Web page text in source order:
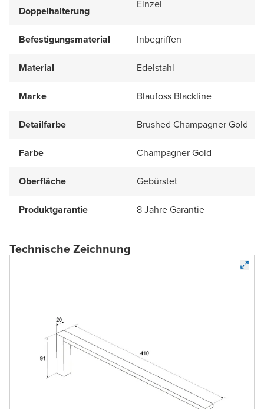
Doppelhalterung
Einzel
Befestigungsmaterial Inbegriffen
Material Edelstahl
Marke Blaufoss Blackline
Detailfarbe Brushed Champagner Gold
Farbe Champagner Gold
Oberfläche Gebürstet
Produktgarantie 8 Jahre Garantie
Technische Zeichnung